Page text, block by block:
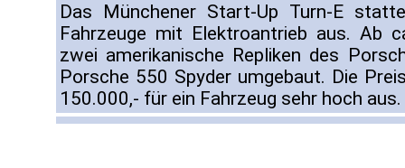
Das Münchener Start-Up Turn-E
Fahrzeuge mit Elektroantrieb aus. Ab
zwei amerikanische Repliken des
Porsche 550 Spyder umgebaut. Die
150.000,- für ein Fahrzeug sehr hoch aus.